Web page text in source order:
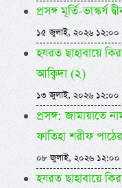
প্রসঙ্গ মূর্তি-ভাস্কর্য
১৫ জুলাই, ২০২৬ ১২:০০
হযরত ছাহাবায়ে
আক্বিদা (২)
১৩ জুলাই, ২০২৬ ১২:০০
প্রসঙ্গ: জামায়াতে
ফাতিহা শরীফ
০৮ জুলাই, ২০২৬ ১২:০০
হযরত ছাহাবায়ে